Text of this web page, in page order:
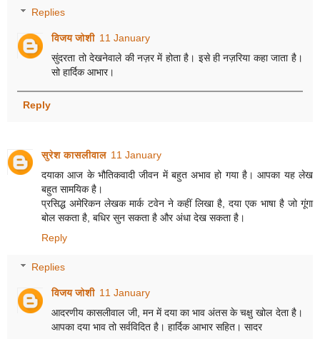
Replies
विजय जोशी 11 January
सुंदरता तो देखनेवाले की नज़र में होता है। इसे ही नज़रिया कहा जाता है।
सो हार्दिक आभार।
Reply
सुरेश कासलीवाल 11 January
दयाका आज के भौतिकवादी जीवन में बहुत अभाव हो गया है। आपका यह लेख
बहुत सामयिक है।
प्रसिद्ध अमेरिकन लेखक मार्क टवेन ने कहीं लिखा है, दया एक भाषा है जो गूंगा
बोल सकता है, बधिर सुन सकता है और अंधा देख सकता है।
Reply
Replies
विजय जोशी 11 January
आदरणीय कासलीवाल जी, मन में दया का भाव अंतस के चक्षु खोल देता है।
आपका दया भाव तो सर्वविदित है। हार्दिक आभार सहित। सादर